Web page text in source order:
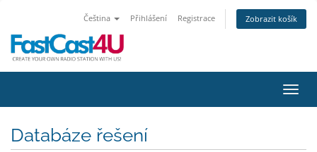
Čeština Přihlášení Registrace Zobrazit košík
Databáze řešení